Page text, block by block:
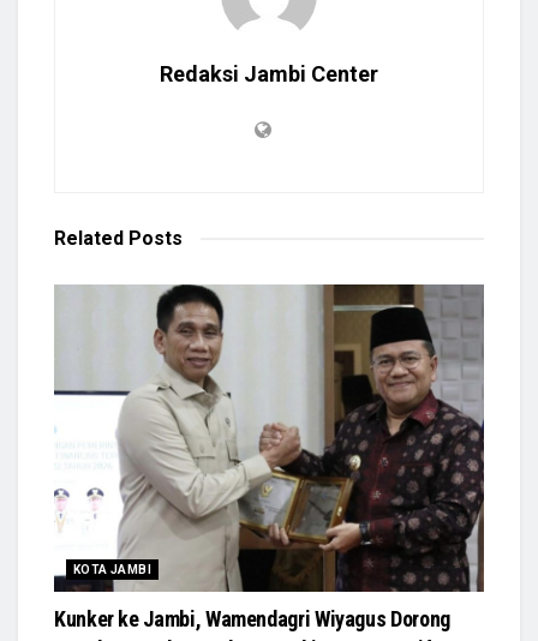
Redaksi Jambi Center
Related Posts
KOTA JAMBI
Kunker ke Jambi, Wamendagri Wiyagus Dorong